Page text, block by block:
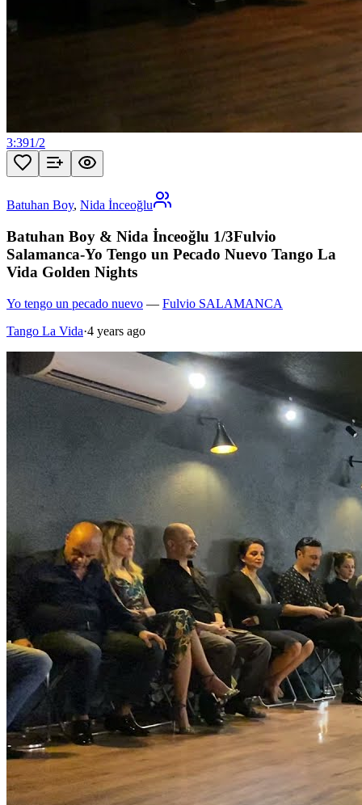
3:391/2
Batuhan Boy, Nida İnceoğlu
Batuhan Boy & Nida İnceoğlu 1/3Fulvio
Salamanca-Yo Tengo un Pecado Nuevo Tango La
Vida Golden Nights
Yo tengo un pecado nuevo — Fulvio SALAMANCA
Tango La Vida·4 years ago